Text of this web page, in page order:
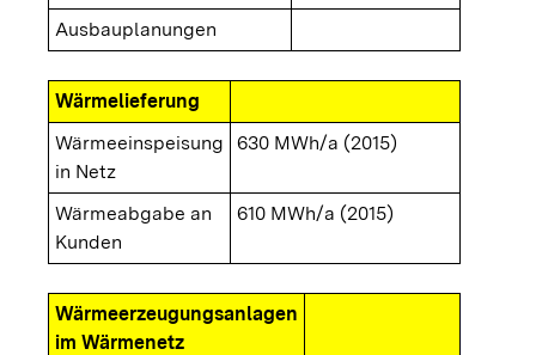
Ausbauplanungen
Wärmelieferung
Wärmeeinspeisung
in Netz
630 MWh/a (2015)
Wärmeabgabe an
Kunden
610 MWh/a (2015)
Wärmeerzeugungsanlagen
im Wärmenetz